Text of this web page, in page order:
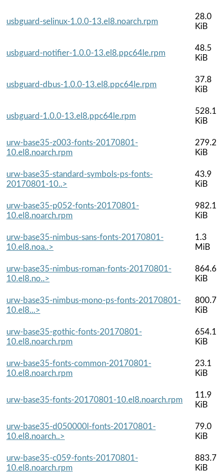
usbguard-selinux-1.0.0-13.el8.noarch.rpm
28.0
KiB
usbguard-notifier-1.0.0-13.el8.ppc64le.rpm
48.5
KiB
usbguard-dbus-1.0.0-13.el8.ppc64le.rpm
37.8
KiB
usbguard-1.0.0-13.el8.ppc64le.rpm
528.1
KiB
urw-base35-z003-fonts-20170801-
10.el8.noarch.rpm
279.2
KiB
urw-base35-standard-symbols-ps-fonts-
20170801-10..>
43.9
KiB
urw-base35-p052-fonts-20170801-
10.el8.noarch.rpm
982.1
KiB
urw-base35-nimbus-sans-fonts-20170801-
10.el8.noa..>
1.3
MiB
urw-base35-nimbus-roman-fonts-20170801-
10.el8.no..>
864.6
KiB
urw-base35-nimbus-mono-ps-fonts-20170801-
10.el8...>
800.7
KiB
urw-base35-gothic-fonts-20170801-
10.el8.noarch.rpm
654.1
KiB
urw-base35-fonts-common-20170801-
10.el8.noarch.rpm
23.1
KiB
urw-base35-fonts-20170801-10.el8.noarch.rpm
11.9
KiB
urw-base35-d050000l-fonts-20170801-
10.el8.noarch..>
79.0
KiB
urw-base35-c059-fonts-20170801-
10.el8.noarch.rpm
883.7
KiB